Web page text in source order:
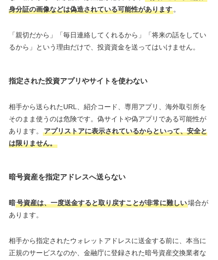
身分証の画像などは偽造されている可能性があります。
「親切だから」「毎日連絡してくれるから」「将来の話をしてい
るから」という理由だけで、投資資金を送ってはいけません。
指定された投資アプリやサイトを使わない
相手から送られたURL、紹介コード、専用アプリ、海外取引所を
そのまま使うのは危険です。偽サイトや偽アプリである可能性が
あります。
アプリストアに表示されているからといって、安全と
は限りません。
暗号資産を指定アドレスへ送らない
暗号資産は、一度送金すると取り戻すことが非常に難しい場合が
あります。
相手から指定されたウォレットアドレスに送金する前に、本当に
正規のサービスなのか、金融庁に登録された暗号資産交換業者な